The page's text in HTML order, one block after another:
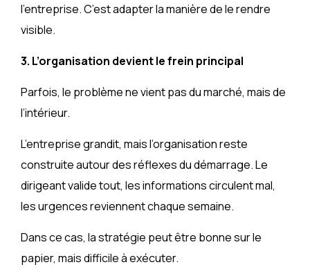
l’entreprise. C’est adapter la manière de le rendre
visible.
3. L’organisation devient le frein principal
Parfois, le problème ne vient pas du marché, mais de
l’intérieur.
L’entreprise grandit, mais l’organisation reste
construite autour des réflexes du démarrage. Le
dirigeant valide tout, les informations circulent mal,
les urgences reviennent chaque semaine.
Dans ce cas, la stratégie peut être bonne sur le
papier, mais difficile à exécuter.